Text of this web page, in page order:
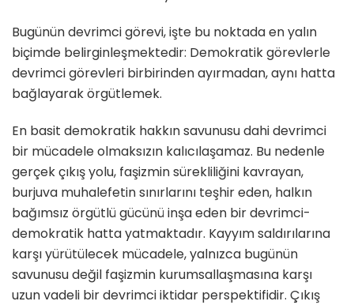
Bugünün devrimci görevi, işte bu noktada en yalın
biçimde belirginleşmektedir: Demokratik görevlerle
devrimci görevleri birbirinden ayırmadan, aynı hatta
bağlayarak örgütlemek.
En basit demokratik hakkın savunusu dahi devrimci
bir mücadele olmaksızın kalıcılaşamaz. Bu nedenle
gerçek çıkış yolu, faşizmin sürekliliğini kavrayan,
burjuva muhalefetin sınırlarını teşhir eden, halkın
bağımsız örgütlü gücünü inşa eden bir devrimci-
demokratik hatta yatmaktadır. Kayyım saldırılarına
karşı yürütülecek mücadele, yalnızca bugünün
savunusu değil faşizmin kurumsallaşmasına karşı
uzun vadeli bir devrimci iktidar perspektifidir. Çıkış